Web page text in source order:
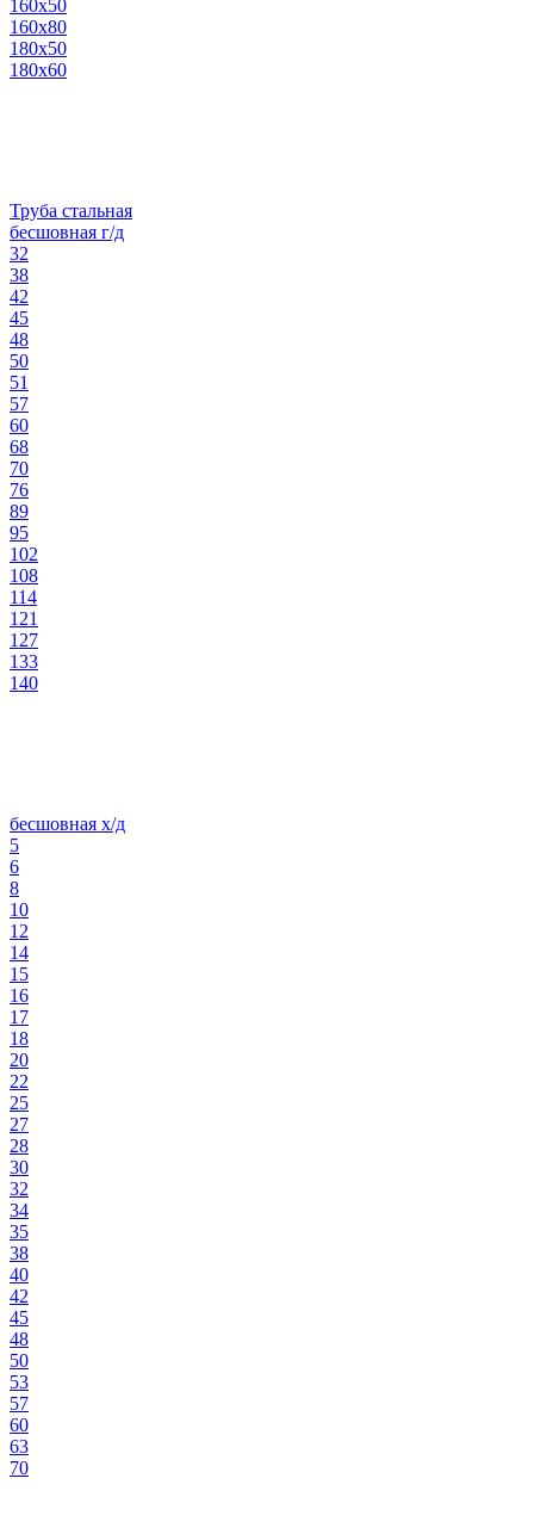
160х50
160х80
180х50
180х60
Труба стальная
бесшовная г/д
32
38
42
45
48
50
51
57
60
68
70
76
89
95
102
108
114
121
127
133
140
бесшовная х/д
5
6
8
10
12
14
15
16
17
18
20
22
25
27
28
30
32
34
35
38
40
42
45
48
50
53
57
60
63
70